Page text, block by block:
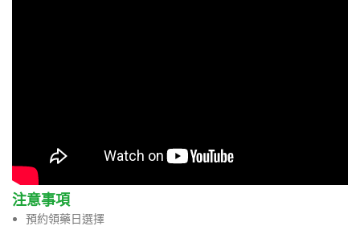
注意事項
預約領藥日選擇